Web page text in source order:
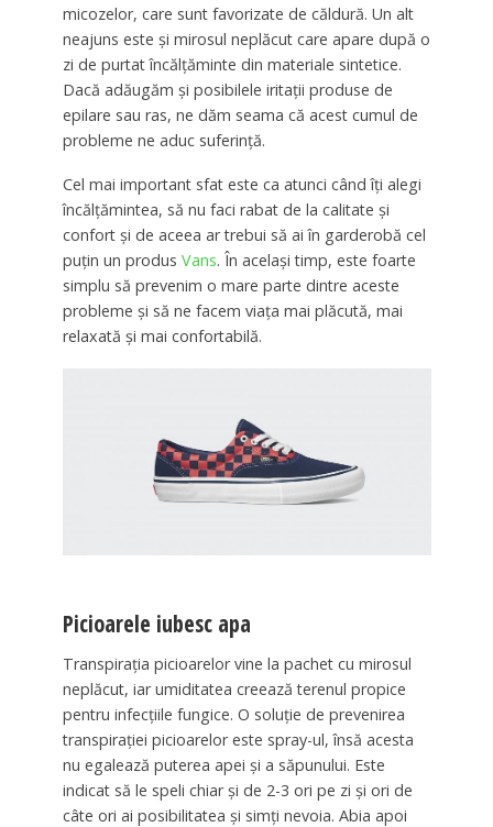
micozelor, care sunt favorizate de căldură. Un alt
neajuns este și mirosul neplăcut care apare după o
zi de purtat încălțăminte din materiale sintetice.
Dacă adăugăm și posibilele iritații produse de
epilare sau ras, ne dăm seama că acest cumul de
probleme ne aduc suferință.
Cel mai important sfat este ca atunci când îți alegi
încălțămintea, să nu faci rabat de la calitate și
confort și de aceea ar trebui să ai în garderobă cel
puțin un produs Vans. În același timp, este foarte
simplu să prevenim o mare parte dintre aceste
probleme și să ne facem viața mai plăcută, mai
relaxată și mai confortabilă.
Picioarele iubesc apa
Transpirația picioarelor vine la pachet cu mirosul
neplăcut, iar umiditatea creează terenul propice
pentru infecțiile fungice. O soluție de prevenirea
transpirației picioarelor este spray-ul, însă acesta
nu egalează puterea apei și a săpunului. Este
indicat să le speli chiar și de 2-3 ori pe zi și ori de
câte ori ai posibilitatea și simți nevoia. Abia apoi